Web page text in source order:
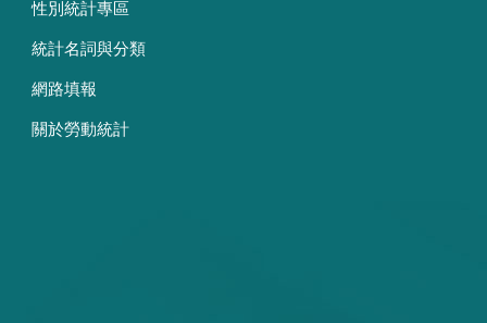
性別統計專區
統計名詞與分類
網路填報
關於勞動統計